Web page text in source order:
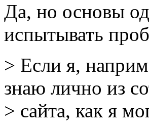
Да, но основы
испытывать
> Если я,
знаю лично из
> сайта, как я